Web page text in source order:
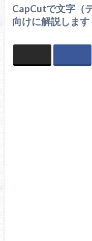
CapCutで文字（
向けに解説しま